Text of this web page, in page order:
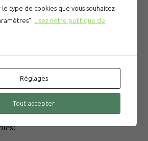
des noyades
du CNPM
type de cookies que vous souhaitez
Lisez notre politique de
Réglages
Tout accepter